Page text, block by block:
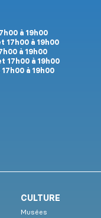
à 19h00
17h00 à 19h00
à 19h00
17h00 à 19h00
à 19h00
CULTURE
Musées